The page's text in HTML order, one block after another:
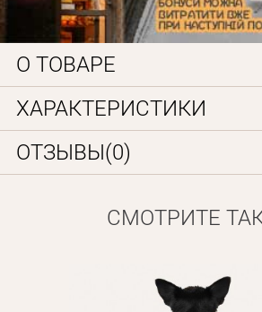
О ТОВАРЕ
ХАРАКТЕРИСТИКИ
ОТЗЫВЫ(0)
СМОТРИТЕ
Личные данные
Вам на почту будет отправленно